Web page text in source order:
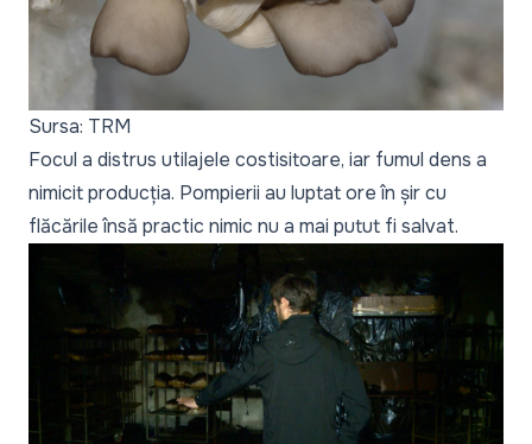
Sursa: TRM
Focul a distrus utilajele costisitoare, iar fumul dens a
nimicit producția. Pompierii au luptat ore în șir cu
flăcările însă practic nimic nu a mai putut fi salvat.